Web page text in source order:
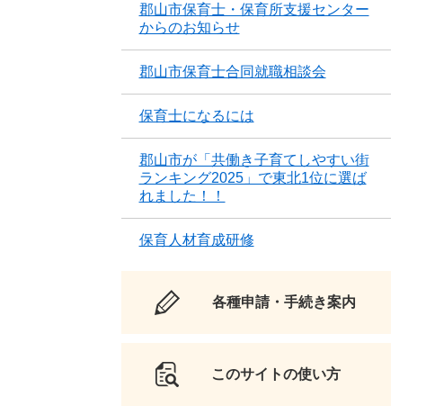
郡山市保育士・保育所支援センター
からのお知らせ
郡山市保育士合同就職相談会
保育士になるには
郡山市が「共働き子育てしやすい街
ランキング2025」で東北1位に選ば
れました！！
保育人材育成研修
各種申請・手続き案内
このサイトの使い方